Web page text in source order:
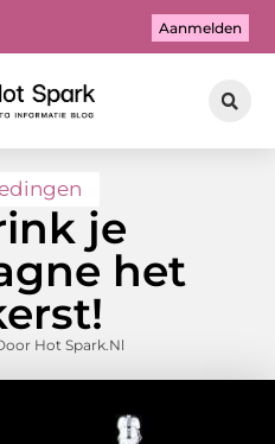
Aanmelden
je
het
Hot Spark.nl